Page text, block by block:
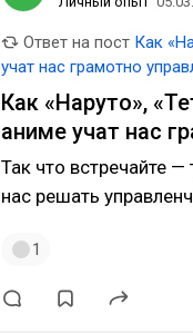
Ответ на пост Как
учат нас грамотно
Как «Наруто»,
аниме учат нас
Так что встречайте
нас решать
1